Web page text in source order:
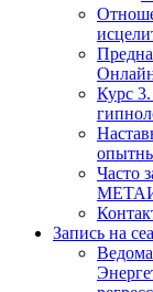
Курс
Часто
Запись на